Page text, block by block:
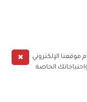
✖
الإلكتروني
الخاصة